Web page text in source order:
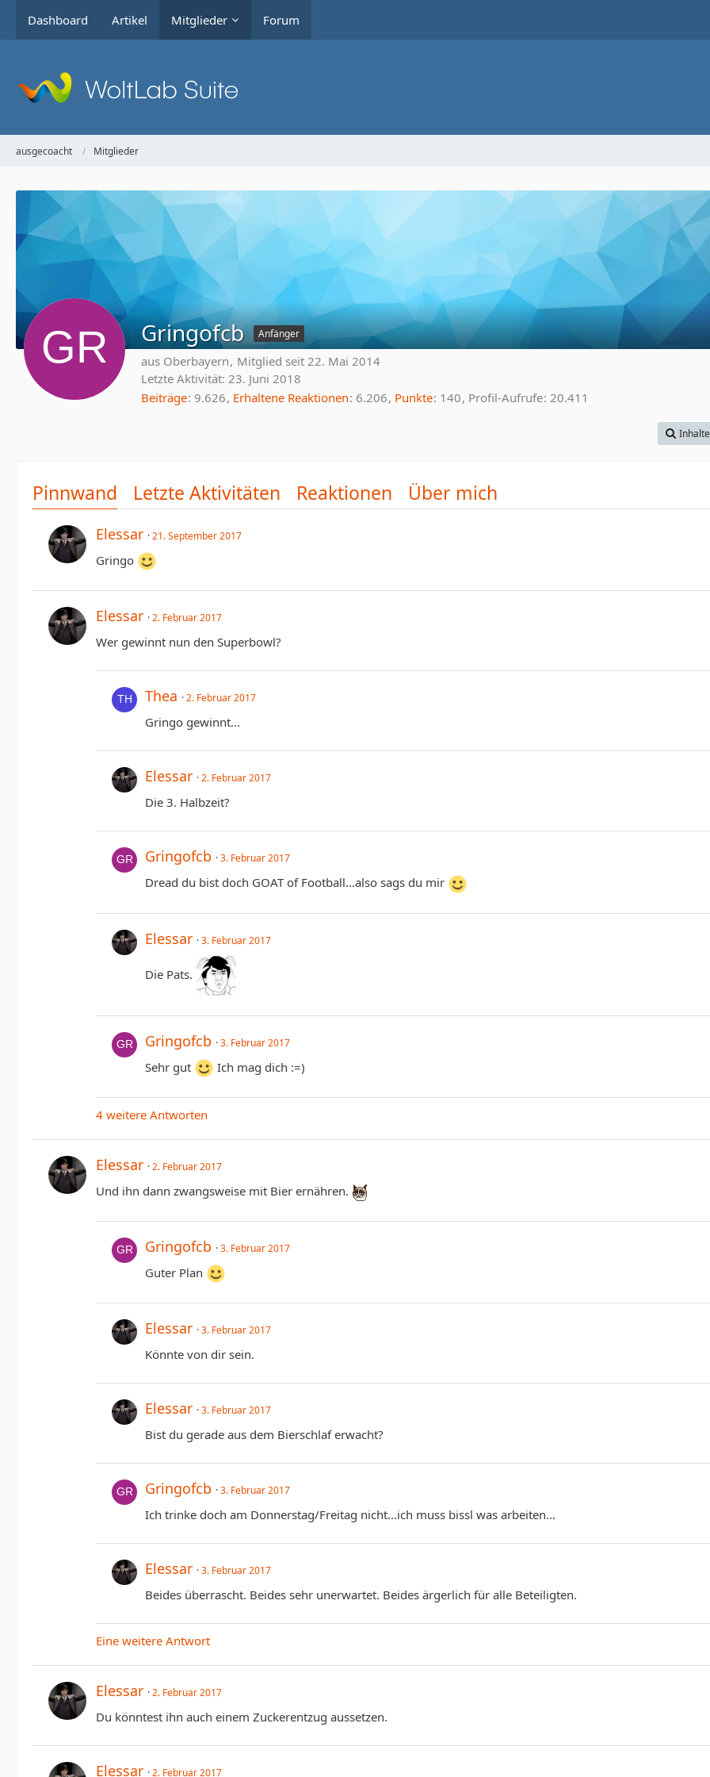
Dashboard Artikel Mitglieder Forum
ausgecoacht Mitglieder
Gringofcb Anfänger
aus Oberbayern Mitglied seit 22. Mai 2014
Letzte Aktivität: 23. Juni 2018
Beiträge 9.626 Erhaltene Reaktionen 6.206 Punkte 140 Profil-Aufrufe 20.411
Pinnwand Letzte Aktivitäten Reaktionen Über mich
Elessar 21. September 2017
Gringo
Elessar 2. Februar 2017
Wer gewinnt nun den Superbowl?
Thea 2. Februar 2017
Gringo gewinnt...
Elessar 2. Februar 2017
Die 3. Halbzeit?
Gringofcb 3. Februar 2017
Dread du bist doch GOAT of Football...also sags du mir
Elessar 3. Februar 2017
Die Pats.
Gringofcb 3. Februar 2017
Sehr gut Ich mag dich :=)
4 weitere Antworten
Elessar 2. Februar 2017
Und ihn dann zwangsweise mit Bier ernähren.
Gringofcb 3. Februar 2017
Guter Plan
Elessar 3. Februar 2017
Könnte von dir sein.
Elessar 3. Februar 2017
Bist du gerade aus dem Bierschlaf erwacht?
Gringofcb 3. Februar 2017
Ich trinke doch am Donnerstag/Freitag nicht...ich muss bissl was arbeiten...
Elessar 3. Februar 2017
Beides überrascht. Beides sehr unerwartet. Beides ärgerlich für alle Beteiligten.
Eine weitere Antwort
Elessar 2. Februar 2017
Du könntest ihn auch einem Zuckerentzug aussetzen.
Elessar 2. Februar 2017